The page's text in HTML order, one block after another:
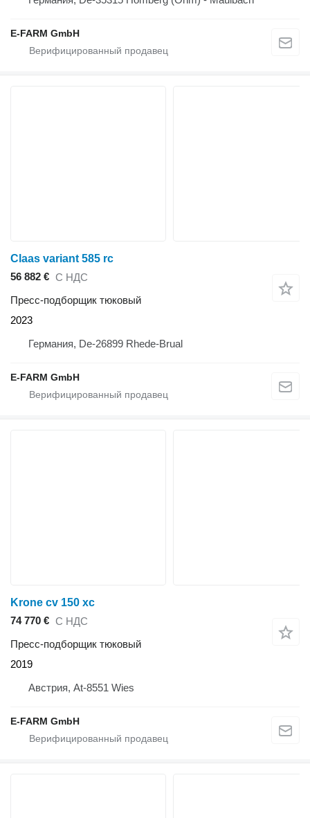
E-FARM GmbH
Claas variant 585 rc
56 882 € С НДС
Пресс-подборщик тюковый
2023
Германия, De-26899 Rhede-Brual
E-FARM GmbH
Krone cv 150 xc
74 770 € С НДС
Пресс-подборщик тюковый
2019
Австрия, At-8551 Wies
E-FARM GmbH